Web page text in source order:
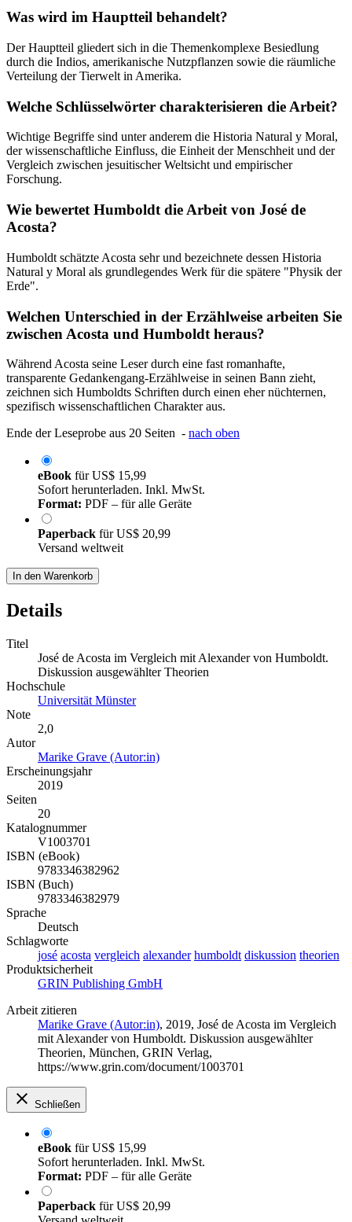
Was wird im Hauptteil behandelt?
Der Hauptteil gliedert sich in die Themenkomplexe Besiedlung
durch die Indios, amerikanische Nutzpflanzen sowie die räumliche
Verteilung der Tierwelt in Amerika.
Welche Schlüsselwörter charakterisieren die Arbeit?
Wichtige Begriffe sind unter anderem die Historia Natural y Moral,
der wissenschaftliche Einfluss, die Einheit der Menschheit und der
Vergleich zwischen jesuitischer Weltsicht und empirischer
Forschung.
Wie bewertet Humboldt die Arbeit von José de
Acosta?
Humboldt schätzte Acosta sehr und bezeichnete dessen Historia
Natural y Moral als grundlegendes Werk für die spätere "Physik der
Erde".
Welchen Unterschied in der Erzählweise arbeiten Sie
zwischen Acosta und Humboldt heraus?
Während Acosta seine Leser durch eine fast romanhafte,
transparente Gedankengang-Erzählweise in seinen Bann zieht,
zeichnen sich Humboldts Schriften durch einen eher nüchternen,
spezifisch wissenschaftlichen Charakter aus.
Ende der Leseprobe aus 20 Seiten - nach oben
eBook fürUS$ 15,99
Sofort herunterladen. Inkl. MwSt.
Format: PDF – für alle Geräte
Paperback fürUS$ 20,99
Versand weltweit
In den Warenkorb
Details
Titel
José de Acosta im Vergleich mit Alexander von Humboldt.
Diskussion ausgewählter Theorien
Hochschule
Universität Münster
Note
2,0
Autor
Marike Grave (Autor:in)
Erscheinungsjahr
2019
Seiten
20
Katalognummer
V1003701
ISBN (eBook)
9783346382962
ISBN (Buch)
9783346382979
Sprache
Deutsch
Schlagworte
josé acosta vergleich alexander humboldt diskussion theorien
Produktsicherheit
GRIN Publishing GmbH
Arbeit zitieren
Marike Grave (Autor:in), 2019, José de Acosta im Vergleich
mit Alexander von Humboldt. Diskussion ausgewählter
Theorien, München, GRIN Verlag,
https://www.grin.com/document/1003701
Schließen
eBook fürUS$ 15,99
Sofort herunterladen. Inkl. MwSt.
Format: PDF – für alle Geräte
Paperback fürUS$ 20,99